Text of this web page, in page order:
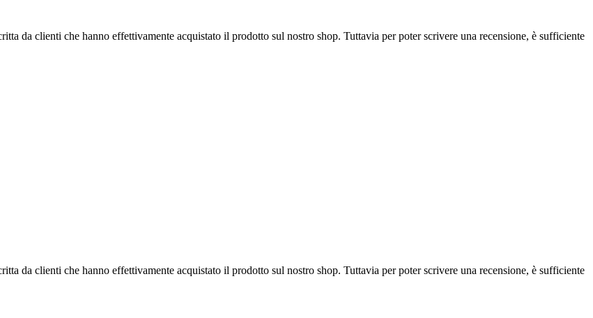
da clienti che hanno effettivamente acquistato il prodotto sul nostro shop. Tuttavia per poter scrivere una recensione, è sufficiente
da clienti che hanno effettivamente acquistato il prodotto sul nostro shop. Tuttavia per poter scrivere una recensione, è sufficiente